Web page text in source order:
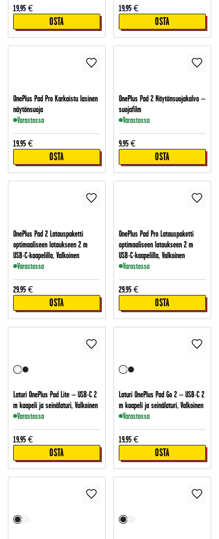
19,95 €
OSTA
19,95 €
OSTA
OnePlus Pad Pro Karkaistu lasinen
näytönsuoja
Varastossa
19,95 €
OSTA
OnePlus Pad 2 Näytönsuojakalvo –
suojafilm
Varastossa
9,95 €
OSTA
OnePlus Pad 2 Latauspaketti
optimaaliseen lataukseen 2 m
USB-C-kaapelilla, Valkoinen
Varastossa
29,95 €
OSTA
OnePlus Pad Pro Latauspaketti
optimaaliseen lataukseen 2 m
USB-C-kaapelilla, Valkoinen
Varastossa
29,95 €
OSTA
Laturi OnePlus Pad Lite – USB-C 2
m kaapeli ja seinälaturi, Valkoinen
Varastossa
19,95 €
OSTA
Laturi OnePlus Pad Go 2 – USB-C 2
m kaapeli ja seinälaturi, Valkoinen
Varastossa
19,95 €
OSTA